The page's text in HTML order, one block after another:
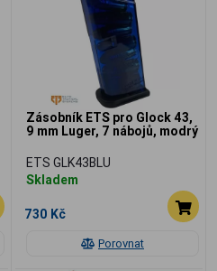
Porovnat
Zásobník ETS pro Glock 43,
9 mm Luger, 7 nábojů, modrý
ETS GLK43BLU
Skladem
730 Kč